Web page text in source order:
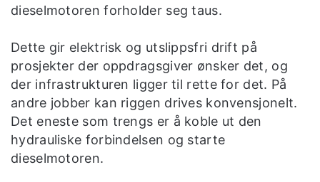
dieselmotoren forholder seg taus.
Dette gir elektrisk og utslippsfri drift på
prosjekter der oppdragsgiver ønsker det, og
der infrastrukturen ligger til rette for det. På
andre jobber kan riggen drives konvensjonelt.
Det eneste som trengs er å koble ut den
hydrauliske forbindelsen og starte
dieselmotoren.